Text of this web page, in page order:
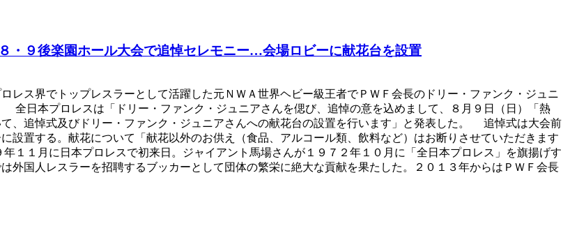
・９後楽園ホール大会で追悼セレモニー…会場ロビーに献花台を設置
ス界でトップレスラーとして活躍した元ＮＷＡ世界ヘビー級王者でＰＷＦ会長のドリー・ファンク・ジュニ
日本プロレスは「ドリー・ファンク・ジュニアさんを偲び、追悼の意を込めまして、８月９日（日）「熱
、追悼式及びドリー・ファンク・ジュニアさんへの献花台の設置を行います」と発表した。 追悼式は大会前
設置する。献花について「献花以外のお供え（食品、アルコール類、飲料など）はお断りさせていただきます
１月に日本プロレスで初来日。ジャイアント馬場さんが１９７２年１０月に「全日本プロレス」を旗揚げす
外国人レスラーを招聘するブッカーとして団体の繁栄に絶大な貢献を果たした。２０１３年からはＰＷＦ会長